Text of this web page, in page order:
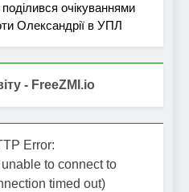
очікуваннями
Олександрії в УПЛ
- FreeZMI.io
Error:
to connect to
timed out)